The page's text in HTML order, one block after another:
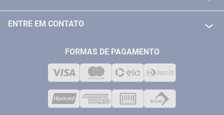
POLITICA DE TROCA E DEVOLUÇÃO
COMPRESSORES
ENTRE EM CONTATO
VENDAS ONLINE@ANTFERRAMENTAS.COM.BR
SAC@ANTFERRAMENTAS.COM.BR
FORMAS DE PAGAMENTO